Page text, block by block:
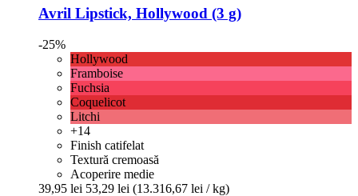
Avril Lipstick, Hollywood (3 g)
-25%
Hollywood
Framboise
Fuchsia
Coquelicot
Litchi
+14
Finish catifelat
Textură cremoasă
Acoperire medie
39,95 lei 53,29 lei (13.316,67 lei / kg)